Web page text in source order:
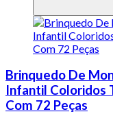
Brinquedo De
Infantil Coloridos
Com 72 Peças